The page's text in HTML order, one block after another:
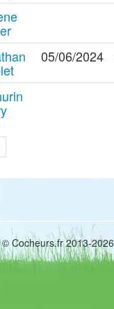
05/06/2024
© Cocheurs.fr 2013-2026